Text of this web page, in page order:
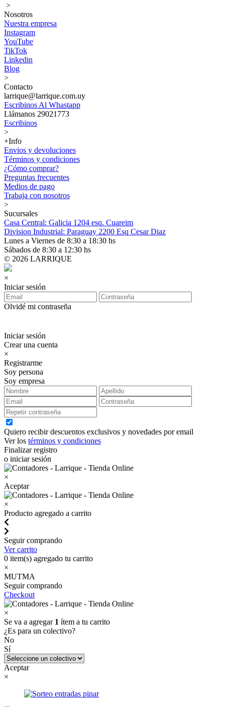
>
Nosotros
Nuestra empresa
Instagram
YouTube
TikTok
Linkedin
Blog
>
Contacto
larrique@larrique.com.uy
Escribinos Al Whastapp
Llámanos 29021773
Escribinos
>
+Info
Envios y devoluciones
Términos y condiciones
¿Cómo comprar?
Preguntas frecuentes
Medios de pago
Trabaja con nosotros
>
Sucursales
Casa Central: Galicia 1204 esq. Cuareim
Division Industrial: Paraguay 2200 Esq Cesar Diaz
Lunes a Viernes de 8:30 a 18:30 hs
Sábados de 8:30 a 12:30 hs
© 2026 LARRIQUE
×
Iniciar sesión
Olvidé mi contraseña
Iniciar sesión
Crear una cuenta
×
Registrarme
Soy persona
Soy empresa
Quiero recibir descuentos exclusivos y novedades por email
Ver los términos y condiciones
Finalizar registro
o iniciar sesión
×
Aceptar
×
Producto agregado a carrito
Seguir comprando
Ver carrito
0 item(s) agregado tu carrito
×
MUTMA
Seguir comprando
Checkout
×
Se va a agregar 1 ítem a tu carrito
¿Es para un colectivo?
No
Sí
Aceptar
×